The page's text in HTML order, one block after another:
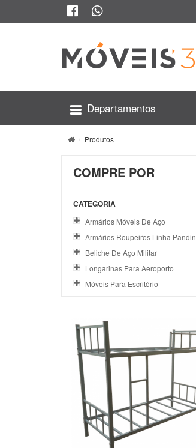
Departamentos
Produtos
COMPRE POR
CATEGORIA
Armários Móveis De Aço
Armários Roupeiros Linha Pandin
Beliche De Aço Militar
Longarinas Para Aeroporto
Móveis Para Escritório